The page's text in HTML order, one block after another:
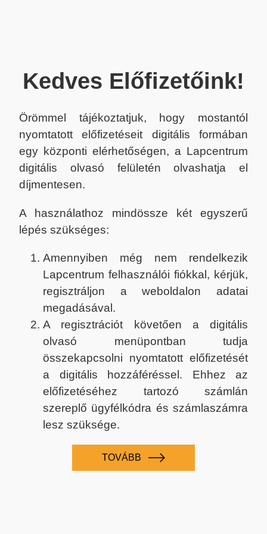
Kedves Előfizetőink!
Örömmel tájékoztatjuk, hogy mostantól
nyomtatott előfizetéseit digitális formában
egy központi elérhetőségen, a Lapcentrum
digitális olvasó felületén olvashatja el
díjmentesen.
A használathoz mindössze két egyszerű
lépés szükséges:
Amennyiben még nem rendelkezik
Lapcentrum felhasználói fiókkal, kérjük,
regisztráljon a weboldalon adatai
megadásával.
A regisztrációt követően a digitális
olvasó menüpontban tudja
összekapcsolni nyomtatott előfizetését
a digitális hozzáféréssel. Ehhez az
előfizetéséhez tartozó számlán
szereplő ügyfélkódra és számlaszámra
lesz szüksége.
TOVÁBB